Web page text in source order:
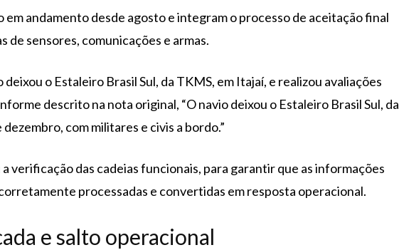
em andamento desde agosto e integram o processo de aceitação final
de sensores, comunicações e armas.
o Estaleiro Brasil Sul, da TKMS, em Itajaí, e realizou avaliações
descrito na nota original, “O navio deixou o Estaleiro Brasil Sul, da
com militares e civis a bordo.”
verificação das cadeias funcionais, para garantir que as informações
processadas e convertidas em resposta operacional.
e salto operacional